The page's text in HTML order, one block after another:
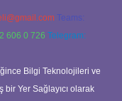
Teams:
606 0 726 Telegram:
Bilgi Teknolojileri ve
bir Yer Sağlayıcı olarak